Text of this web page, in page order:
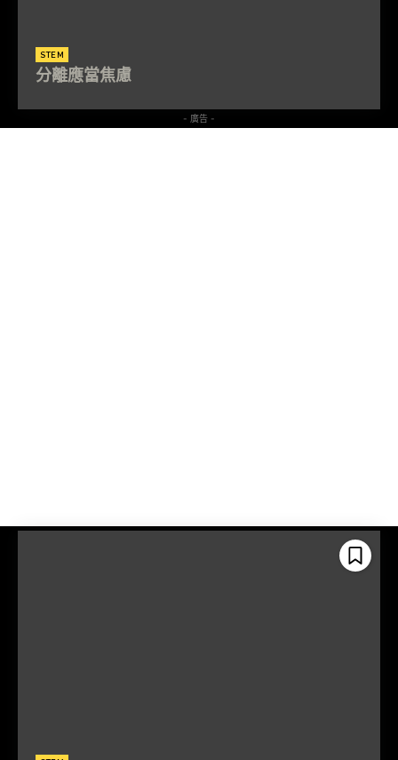
STEM
分離應當焦慮
- 廣告 -